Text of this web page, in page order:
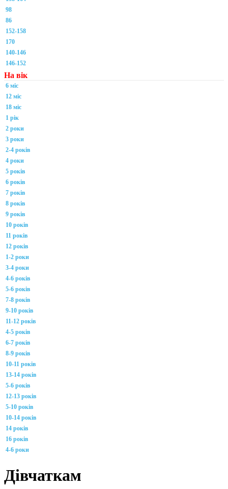
98
86
152-158
170
140-146
146-152
На вік
6 міс
12 міс
18 міс
1 рік
2 роки
3 роки
2-4 років
4 роки
5 років
6 років
7 років
8 років
9 років
10 років
11 років
12 років
1-2 роки
3-4 роки
4-6 років
5-6 років
7-8 років
9-10 років
11-12 років
4-5 років
6-7 років
8-9 років
10-11 років
13-14 років
5-6 років
12-13 років
5-10 років
10-14 років
14 років
16 років
4-6 роки
Дівчаткам